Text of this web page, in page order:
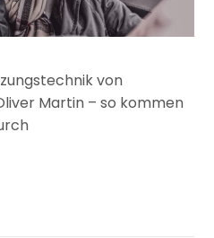
von
Martin – so kommen